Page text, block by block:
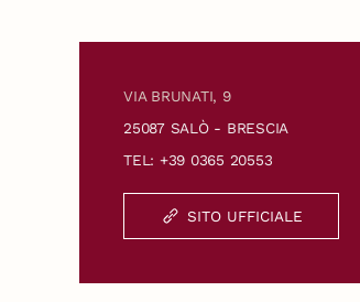
VIA BRUNATI, 9
25087 SALÒ - BRESCIA
TEL: +39 0365 20553
SITO UFFICIALE